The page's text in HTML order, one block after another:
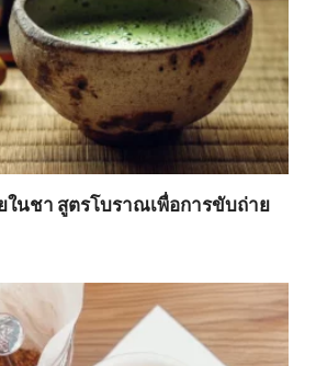
ในชา สูตรโบราณเพื่อการขับถ่าย